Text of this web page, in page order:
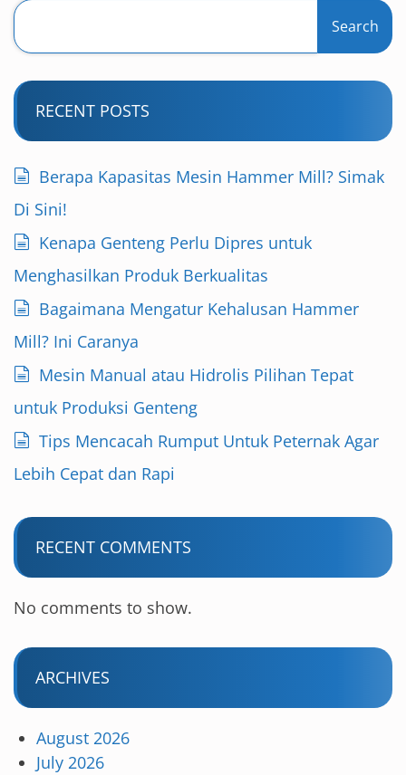
Search
RECENT POSTS
Berapa Kapasitas Mesin Hammer Mill? Simak
Di Sini!
Kenapa Genteng Perlu Dipres untuk
Menghasilkan Produk Berkualitas
Bagaimana Mengatur Kehalusan Hammer
Mill? Ini Caranya
Mesin Manual atau Hidrolis Pilihan Tepat
untuk Produksi Genteng
Tips Mencacah Rumput Untuk Peternak Agar
Lebih Cepat dan Rapi
RECENT COMMENTS
No comments to show.
ARCHIVES
August 2026
July 2026